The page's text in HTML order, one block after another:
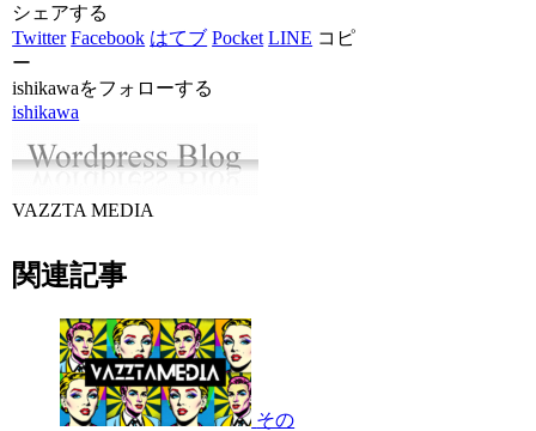
シェアする
Twitter Facebook はてブ Pocket LINE コピ
ー
ishikawaをフォローする
ishikawa
VAZZTA MEDIA
関連記事
その